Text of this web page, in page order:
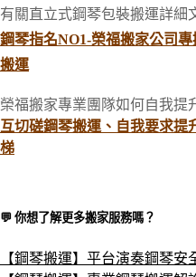
有關直立式鋼琴包裝搬運詳細
鋼琴指名NO1-榮福搬家公司
搬運
榮福搬家專業團隊如何自我提
互切磋鋼琴搬運、自我要求提
梯
💬 你想了解更多搬家服務嗎？​
【鋼琴搬運】平台演奏鋼琴安